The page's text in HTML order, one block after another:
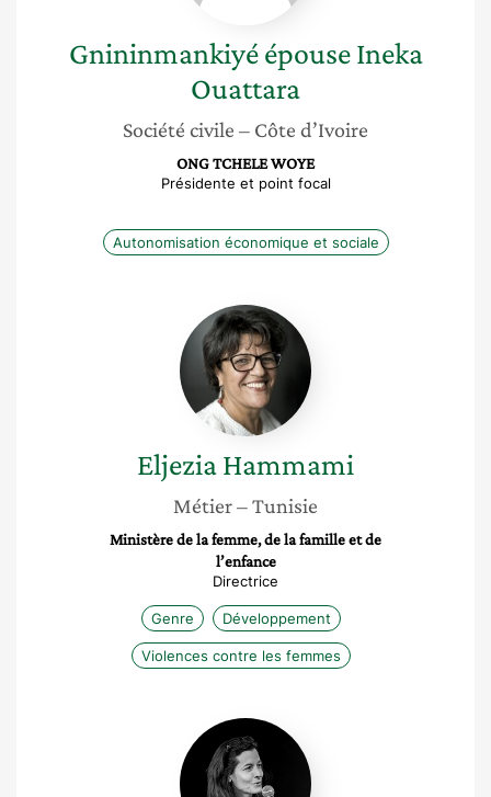
Gnininmankiyé épouse Ineka
Ouattara
Société civile – Côte d’Ivoire
ONG TCHELE WOYE
Présidente et point focal
Autonomisation économique et sociale
Eljezia
Hammami
EljeziaHammami
Métier– Tunisie
Ministère de la femme, de la famille et de
l’enfance
Directrice
Genre Développement
Violences contre les femmes
Caroline
Dommen